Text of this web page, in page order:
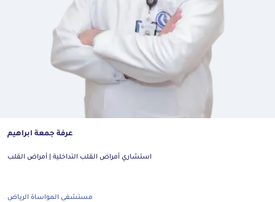
عرفة جمعة ابراهيم
استشاري أمراض القلب التداخلية | أمراض القلب
مستشفى المواساة الرياض